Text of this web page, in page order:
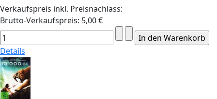
Verkaufspreis inkl. Preisnachlass:
Brutto-Verkaufspreis: 5,00 €
Details